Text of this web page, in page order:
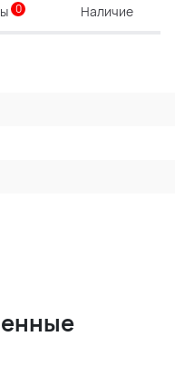
0 Наличие